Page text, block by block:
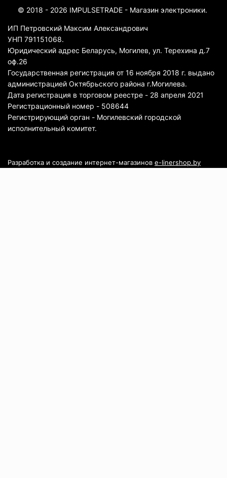
© 2018 - 2026 IMPULSETRADE - Магазин электроники.
ИП Петровский Максим Александрович
УНП 791151068.
Юридический адрес Беларусь, Могилев, ул. Терехина д.7
оф.26
Государственная регистрация от 16 ноября 2018 г. выдано
администрацией Октябрьского района г.Могилева.
Дата регистрация в торговом реестре - 28 апреля 2021
Регистрационный номер - 508644
Регистрирующий орган - Могилевский городской
исполнительный комитет.
Разработка и создание интернет-магазинов e-linershop.by